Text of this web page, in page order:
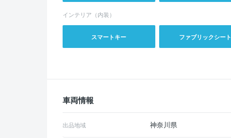
インテリア（内装）
スマートキー ファブリックシート
車両情報
出品地域 神奈川県